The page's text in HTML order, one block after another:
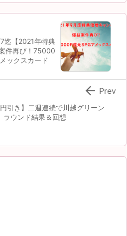
迄【2021年特典
件再び！75000
ックスカード
円引き】二週連続で川越グリーン
ラウンド結果＆回想
 Prev